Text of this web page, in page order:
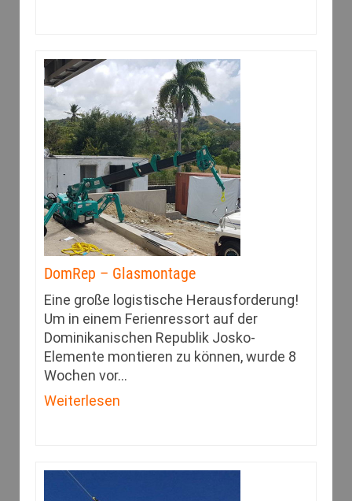
DomRep – Glasmontage
Eine große logistische Herausforderung!
Um in einem Ferienressort auf der
Dominikanischen Republik Josko-
Elemente montieren zu können, wurde 8
Wochen vor…
Weiterlesen